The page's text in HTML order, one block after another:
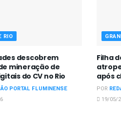
RIO
descobrem
mineração de
do CV no Rio
PORTAL FLUMINENSE
Filha
após
POR
19/05/